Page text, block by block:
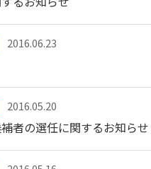
2016.06.23
2016.05.20
者の選任に関するお知らせ